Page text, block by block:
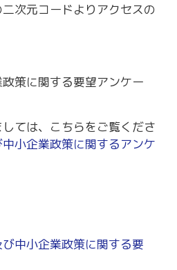
次元コードよりアクセスの
政策に関する要望アンケー
ては、こちらをご覧くださ
中小企業政策に関するアンケ
び中小企業政策に関する要